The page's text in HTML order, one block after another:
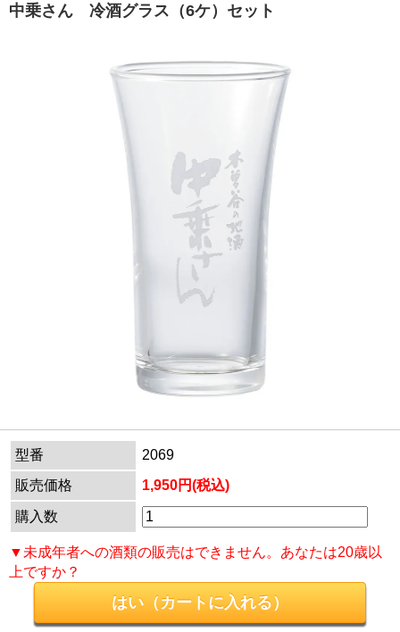
中乗さん 冷酒グラス（6ケ）セット
型番
2069
販売価格
1,950円(税込)
購入数
▼未成年者への酒類の販売はできません。あなたは20歳以
上ですか？